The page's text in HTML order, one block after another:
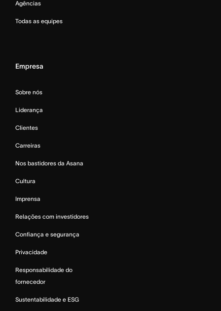
Agências
Todas as equipes
Empresa
Sobre nós
Liderança
Clientes
Carreiras
Nos bastidores da Asana
Cultura
Imprensa
Relações com investidores
Confiança e segurança
Privacidade
Responsabilidade do
fornecedor
Sustentabilidade e ESG